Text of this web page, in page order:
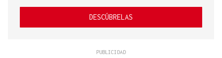
DESCÚBRELAS